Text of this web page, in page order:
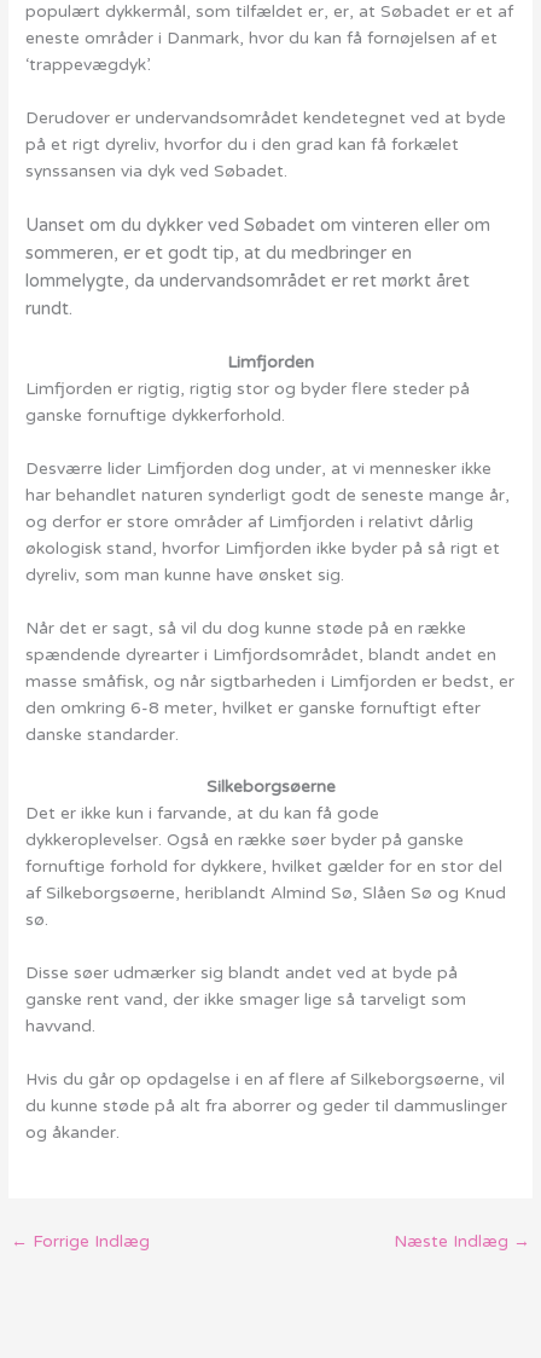
populært dykkermål, som tilfældet er, er, at Søbadet er et af
eneste områder i Danmark, hvor du kan få fornøjelsen af et
‘trappevægdyk’.
Derudover er undervandsområdet kendetegnet ved at byde
på et rigt dyreliv, hvorfor du i den grad kan få forkælet
synssansen via dyk ved Søbadet.
Uanset om du dykker ved Søbadet om vinteren eller om
sommeren, er et godt tip, at du medbringer en
lommelygte, da undervandsområdet er ret mørkt året
rundt.
Limfjorden
Limfjorden er rigtig, rigtig stor og byder flere steder på
ganske fornuftige dykkerforhold.
Desværre lider Limfjorden dog under, at vi mennesker ikke
har behandlet naturen synderligt godt de seneste mange år,
og derfor er store områder af Limfjorden i relativt dårlig
økologisk stand, hvorfor Limfjorden ikke byder på så rigt et
dyreliv, som man kunne have ønsket sig.
Når det er sagt, så vil du dog kunne støde på en række
spændende dyrearter i Limfjordsområdet, blandt andet en
masse småfisk, og når sigtbarheden i Limfjorden er bedst, er
den omkring 6-8 meter, hvilket er ganske fornuftigt efter
danske standarder.
Silkeborgsøerne
Det er ikke kun i farvande, at du kan få gode
dykkeroplevelser. Også en række søer byder på ganske
fornuftige forhold for dykkere, hvilket gælder for en stor del
af Silkeborgsøerne, heriblandt Almind Sø, Slåen Sø og Knud
sø.
Disse søer udmærker sig blandt andet ved at byde på
ganske rent vand, der ikke smager lige så tarveligt som
havvand.
Hvis du går op opdagelse i en af flere af Silkeborgsøerne, vil
du kunne støde på alt fra aborrer og geder til dammuslinger
og åkander.
← Forrige Indlæg Næste Indlæg →